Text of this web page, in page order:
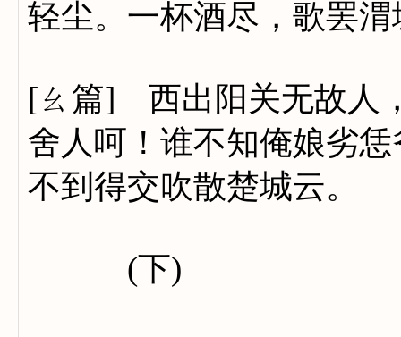
轻尘。一杯酒尽，歌罢渭
[ㄠ篇] 西出阳关无故人
舍人呵！谁不知俺娘劣
不到得交吹散楚城云。
(下)